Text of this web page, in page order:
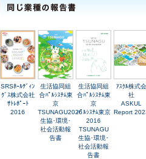
SRSﾎｰﾙﾃﾞｨﾝ
ｸﾞｽ株式会社
ｻﾄﾚﾎﾟｰﾄ
2016
生活協同組
合ﾊﾟﾙｼｽﾃﾑ東
京
TSUNAGU2026
生協･環境･
社会活動報
告書
生活協同組
合ﾊﾟﾙｼｽﾃﾑ東
京
ﾊﾟﾙｼｽﾃﾑ東京
2016
TSUNAGU
生協･環境･
社会活動報
告書
ｱｽｸﾙ株式会
社
ASKUL
Report